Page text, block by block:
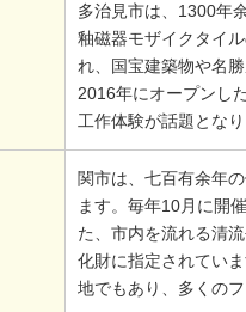
多治見市は、1300年
釉磁器モザイクタイ
れ、国宝建築物や名
2016年にオープンし
工作体験が話題とな
関市は、七百有余年
ます。毎年10月に開
た、市内を流れる清
化財に指定されてい
地でもあり、多くのフ